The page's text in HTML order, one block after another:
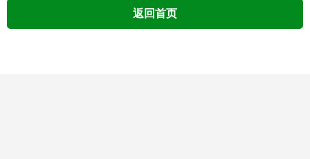
返回首页